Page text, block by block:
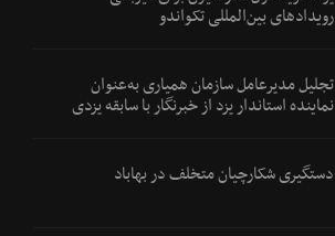
رویدادهای بین‌المللی تکواندو
تجلیل مدیرعامل سازمان همیاری به‌عنوان
نماینده استاندار یزد از خبرنگار با سابقه یزدی
دستگیری شکارچیان متخلف در بهاباد